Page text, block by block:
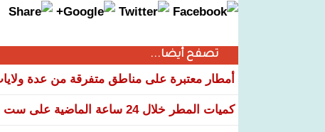
تصفح أيضا...
أمطار معتبرة على مناطق متفرقة من عدة
كميات المطر خلال 24 ساعة الماضية على ست ولايات